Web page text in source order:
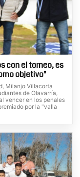
con el torneo, es
objetivo"
Milanjo Villacorta
de Olavarría,
vencer en los penales
por la "valla